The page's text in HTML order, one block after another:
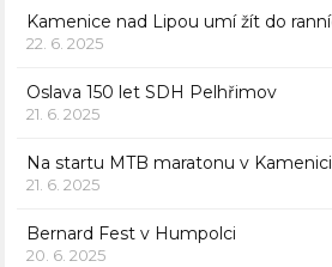
Kamenice nad Lipou umí žít do
22. 6. 2025
Oslava 150 let SDH Pelhřimov
21. 6. 2025
Na startu MTB maratonu v
21. 6. 2025
Bernard Fest v Humpolci
20. 6. 2025